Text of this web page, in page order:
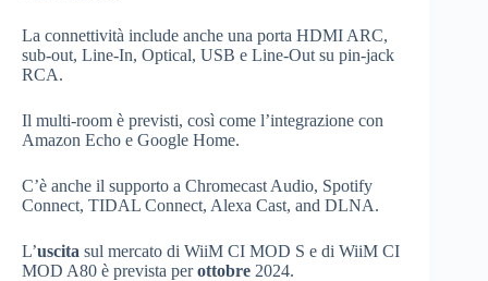
La connettività include anche una porta HDMI ARC,
sub-out, Line-In, Optical, USB e Line-Out su pin-jack
RCA.
Il multi-room è previsti, così come l’integrazione con
Amazon Echo e Google Home.
C’è anche il supporto a Chromecast Audio, Spotify
Connect, TIDAL Connect, Alexa Cast, and DLNA.
L’uscita sul mercato di WiiM CI MOD S e di WiiM CI
MOD A80 è prevista perottobre 2024.